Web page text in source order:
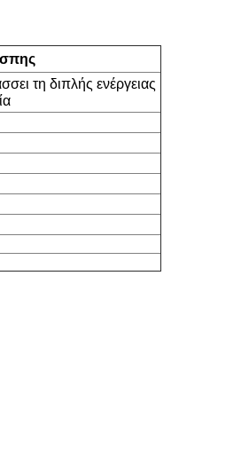
τη διπλής ενέργειας